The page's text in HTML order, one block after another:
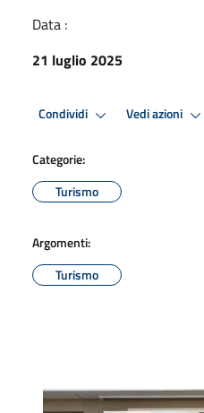
Data :
21 luglio 2025
Condividi Vedi azioni
Categorie:
Turismo
Argomenti:
Turismo